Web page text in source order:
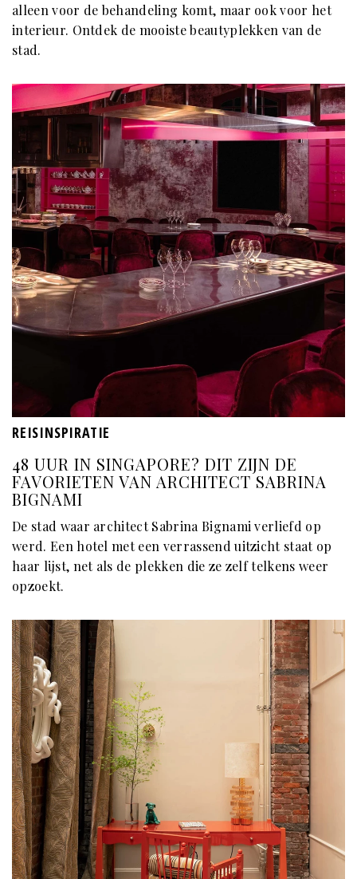
alleen voor de behandeling komt, maar ook voor het
interieur. Ontdek de mooiste beautyplekken van de
stad.
REISINSPIRATIE
48 UUR IN SINGAPORE? DIT ZIJN DE
FAVORIETEN VAN ARCHITECT SABRINA
BIGNAMI
De stad waar architect Sabrina Bignami verliefd op
werd. Een hotel met een verrassend uitzicht staat op
haar lijst, net als de plekken die ze zelf telkens weer
opzoekt.